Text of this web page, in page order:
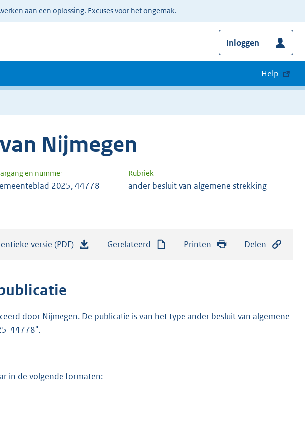
aan een oplossing. Excuses voor het ongemak.
Inloggen
Help
Nijmegen
en nummer Rubriek
2025, 44778 ander besluit van algemene strekking
versie (PDF)
o
Gerelateerd Printen Delen
door Nijmegen. De publicatie is van het type ander besluit van algemene
44778".
in de volgende formaten: